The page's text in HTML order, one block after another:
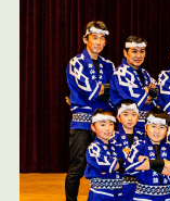
採用情報
よくあるご質問